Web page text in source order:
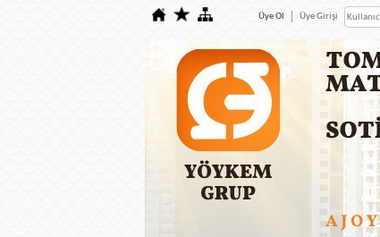
Üye Ol Üye Girişi